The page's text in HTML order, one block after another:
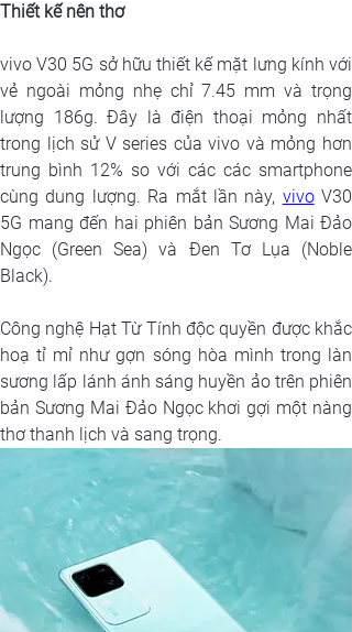
Thiết kế nên thơ
vivo V30 5G sở hữu thiết kế mặt lưng kính với
vẻ ngoài mỏng nhẹ chỉ 7.45 mm và trọng
lượng 186g. Đây là điện thoại mỏng nhất
trong lịch sử V series của vivo và mỏng hơn
trung bình 12% so với các các smartphone
cùng dung lượng. Ra mắt lần này, vivo V30
5G mang đến hai phiên bản Sương Mai Đảo
Ngọc (Green Sea) và Đen Tơ Lụa (Noble
Black).
Công nghệ Hạt Từ Tính độc quyền được khắc
hoạ tỉ mỉ như gợn sóng hòa mình trong làn
sương lấp lánh ánh sáng huyền ảo trên phiên
bản Sương Mai Đảo Ngọc khơi gợi một nàng
thơ thanh lịch và sang trọng.